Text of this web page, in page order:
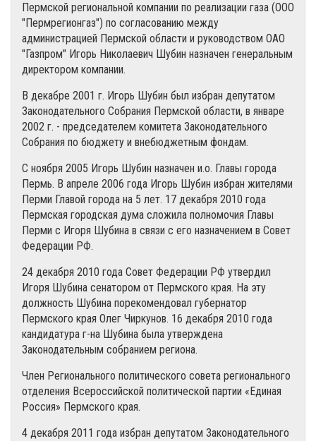
Пермской региональной компании по реализации газа (ООО
"Пермрегионгаз") по согласованию между
администрацией Пермской области и руководством ОАО
"Газпром" Игорь Николаевич Шубин назначен генеральным
директором компании.
В декабре 2001 г. Игорь Шубин был избран депутатом
Законодательного Собрания Пермской области, в январе
2002 г. - председателем комитета Законодательного
Собрания по бюджету и внебюджетным фондам.
С ноября 2005 Игорь Шубин назначен и.о. Главы города
Пермь. В апреле 2006 года Игорь Шубин избран жителями
Перми Главой города на 5 лет. 17 декабря 2010 года
Пермская городская дума сложила полномочия Главы
Перми с Игоря Шубина в связи с его назначением в Совет
Федерации РФ.
24 декабря 2010 года Совет Федерации РФ утвердил
Игоря Шубина сенатором от Пермского края. На эту
должность Шубина порекомендовал губернатор
Пермского края Олег Чиркунов. 16 декабря 2010 года
кандидатура г-на Шубина была утверждена
Законодательным собранием региона.
Член Регионального политического совета регионального
отделения Всероссийской политической партии «Единая
Россия» Пермского края.
4 декабря 2011 года избран депутатом Законодательного